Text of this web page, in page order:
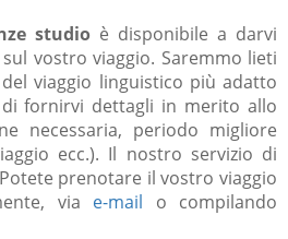
studio è disponibile a darvi
vostro viaggio. Saremmo lieti
viaggio linguistico più adatto
fornirvi dettagli in merito allo
necessaria, periodo migliore
ecc.). Il nostro servizio di
prenotare il vostro viaggio
via e-mail o compilando